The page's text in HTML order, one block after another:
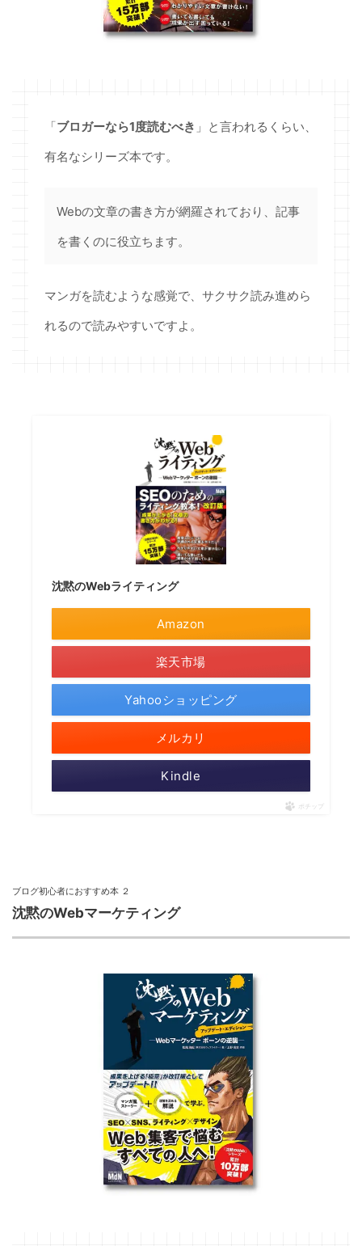
「ブロガーなら1度読むべき 」と言われるくらい、
有名なシリーズ本です。
Webの文章の書き方が網羅されており、記事
を書くのに役立ちます。
マンガを読むような感覚で、サクサク読み進めら
れるので読みやすいですよ。
沈黙のWebライティング
Amazon
楽天市場
Yahooショッピング
メルカリ
Kindle
ポチップ
ブログ初心者におすすめ本 ２
沈黙のWebマーケティング